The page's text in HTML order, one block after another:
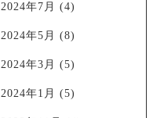
2024年7月 (4)
2024年5月 (8)
2024年3月 (5)
2024年1月 (5)